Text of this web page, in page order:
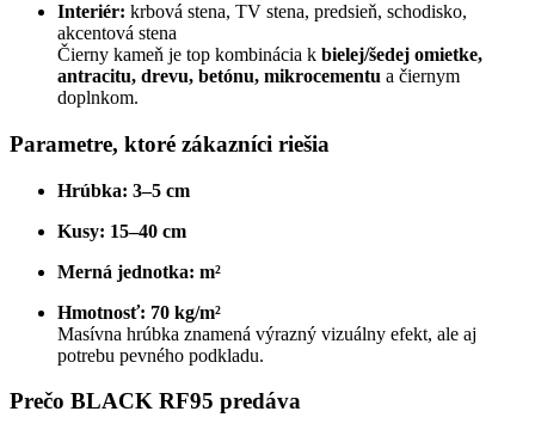
Interiér: krbová stena, TV stena, predsieň, schodisko,
akcentová stena
Čierny kameň je top kombinácia k bielej/šedej omietke,
antracitu, drevu, betónu, mikrocementu a čiernym
doplnkom.
Parametre, ktoré zákazníci riešia
Hrúbka: 3–5 cm
Kusy: 15–40 cm
Merná jednotka: m²
Hmotnosť: 70 kg/m²
Masívna hrúbka znamená výrazný vizuálny efekt, ale aj
potrebu pevného podkladu.
Prečo BLACK RF95 predáva